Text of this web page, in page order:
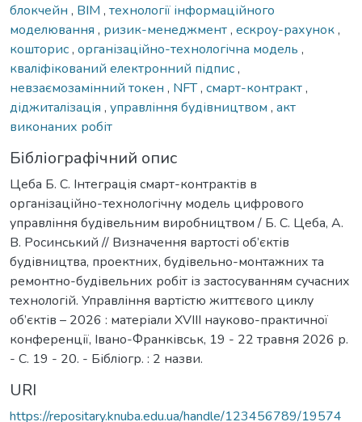
блокчейн , BIM , технології інформаційного
моделювання , ризик-менеджмент, ескроу-рахунок,
кошторис, організаційно-технологічна модель ,
кваліфікований електронний підпис,
невзаємозамінний токен , NFT, смарт-контракт,
діджиталізація , управління будівництвом , акт
виконаних робіт
Бібліографічний опис
Цеба Б. С. Інтеграція смарт-контрактів в
організаційно-технологічну модель цифрового
управління будівельним виробництвом / Б. С. Цеба, А.
В. Росинський // Визначення вартості об’єктів
будівництва, проектних, будівельно-монтажних та
ремонтно-будівельних робіт із застосуванням сучасних
технологій. Управління вартістю життєвого циклу
об’єктів – 2026 : матеріали XVIII науково-практичної
конференції, Івано-Франківськ, 19 - 22 травня 2026 р.
- С. 19 - 20. - Бібліогр. : 2 назви.
URI
https://repositary.knuba.edu.ua/handle/123456789/19574